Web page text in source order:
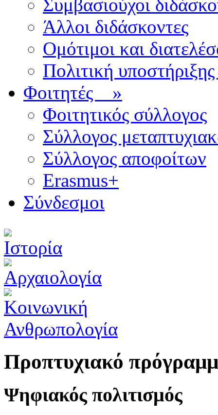
Συμβασιούχοι
Άλλοι διδάσκοντες
Ομότιμοι και
Πολιτική
Φοιτητές »
Φοιτητικός σύλλογος
Σύλλογος
Σύλλογος αποφοίτων
Erasmus+
Σύνδεσμοι
Προπτυχιακό
Ψηφιακός πολιτισμός